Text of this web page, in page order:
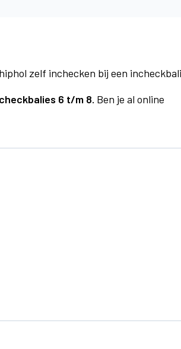
zelf inchecken bij een
6 t/m 8. Ben je al online